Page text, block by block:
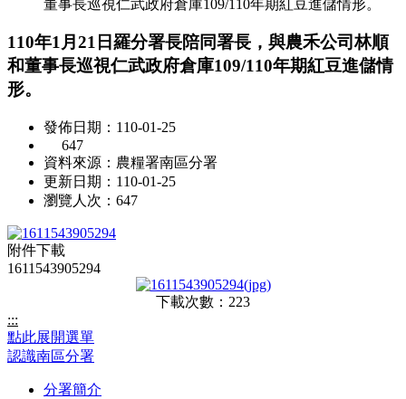
董事長巡視仁武政府倉庫109/110年期紅豆進儲情形。
110年1月21日羅分署長陪同署長，與農禾公司林順
和董事長巡視仁武政府倉庫109/110年期紅豆進儲情
形。
發佈日期：110-01-25
647
資料來源：農糧署南區分署
更新日期：110-01-25
瀏覽人次：647
附件下載
1611543905294
下載次數：223
:::
點此展開選單
認識南區分署
分署簡介